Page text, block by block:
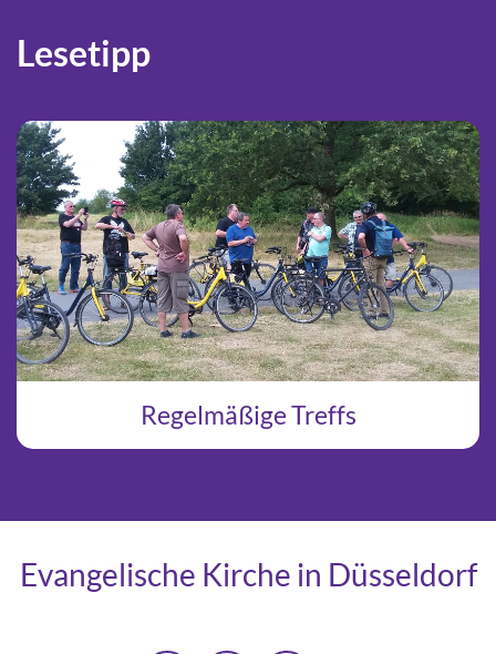
Lesetipp
Regelmäßige Treffs
Evangelische Kirche in Düsseldorf